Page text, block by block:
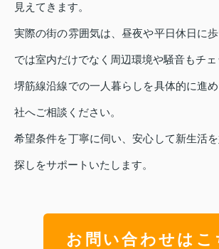
見えてきます。
実際の街の雰囲気は、昼夜や平日休日に
では室内だけでなく周辺環境や騒音もチェ
堺筋線沿線での一人暮らしを具体的に進
社へご相談ください。
希望条件を丁寧に伺い、安心して新生活
探しをサポートいたします。
お問い合わせはこ